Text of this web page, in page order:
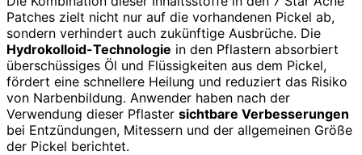
Patches zielt nicht nur auf die vorhandenen Pickel ab,
sondern verhindert auch zukünftige Ausbrüche. Die
Hydrokolloid-Technologie in den Pflastern absorbiert
überschüssiges Öl und Flüssigkeiten aus dem Pickel,
fördert eine schnellere Heilung und reduziert das Risiko
von Narbenbildung. Anwender haben nach der
Verwendung dieser Pflaster sichtbare Verbesserungen
bei Entzündungen, Mitessern und der allgemeinen Größe
der Pickel berichtet.